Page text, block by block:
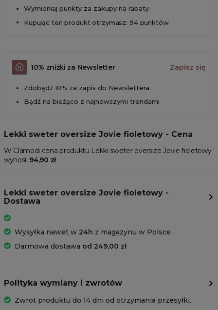
Wymieniaj punkty za zakupy na rabaty
Kupując ten produkt otrzymasz: 94 punktów
10% zniżki za Newsletter Zapisz się
Zdobądź 10% za zapis do Newslettera.
Bądź na bieżąco z najnowszymi trendami
Lekki sweter oversize Jovie fioletowy - Cena
W Clamodi cena produktu Lekki sweter oversize Jovie fioletowy
wynosi: 94,90 zł
Lekki sweter oversize Jovie fioletowy -
Dostawa
Wysyłka nawet w 24h z magazynu w Polsce
Darmowa dostawa od 249,00 zł
Polityka wymiany i zwrotów
Zwrot produktu do 14 dni od otrzymania przesyłki.